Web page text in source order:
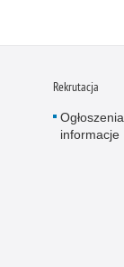
Rekrutacja
Ogłoszenia,
informacje